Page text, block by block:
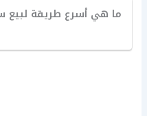
ما هي أسرع طريقة لبيع